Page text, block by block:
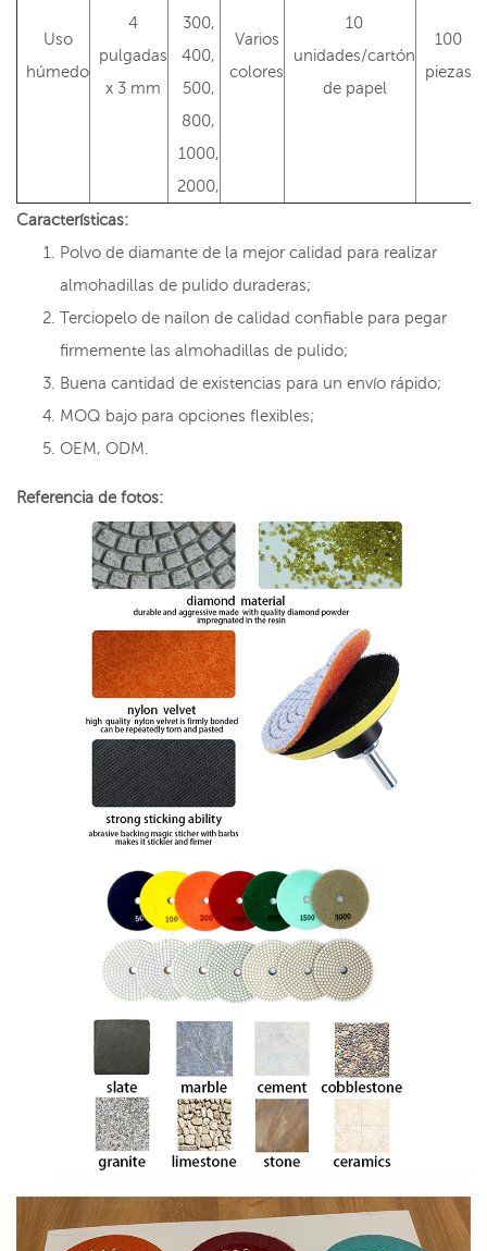
Uso
húmedo
4
pulgadas
x 3 mm
300,
400,
500,
800,
1000,
2000,
Varios
colores
10
unidades/cartón
de papel
100
piezas
Características:
Polvo de diamante de la mejor calidad para realizar
almohadillas de pulido duraderas;
Terciopelo de nailon de calidad confiable para pegar
firmemente las almohadillas de pulido;
Buena cantidad de existencias para un envío rápido;
MOQ bajo para opciones flexibles;
OEM, ODM.
Referencia de fotos: